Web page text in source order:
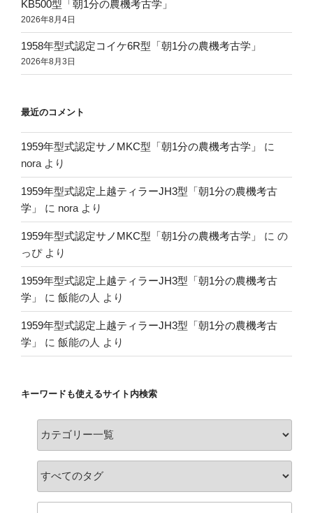
KB500型「朝1分の農機考古学」
2026年8月4日
1958年型式認定コイケ6R型「朝1分の農機考古学」
2026年8月3日
最近のコメント
1959年型式認定サノMKC型「朝1分の農機考古学」
に
nora より
1959年型式認定上越ティラーJH3型「朝1分の農機考古
学」
に nora より
1959年型式認定サノMKC型「朝1分の農機考古学」 に の
っぴより
1959年型式認定上越ティラーJH3型「朝1分の農機考古
学」
に 飯能の人 より
1959年型式認定上越ティラーJH3型「朝1分の農機考古
学」
に 飯能の人 より
キーワードも使えるサイト内検索